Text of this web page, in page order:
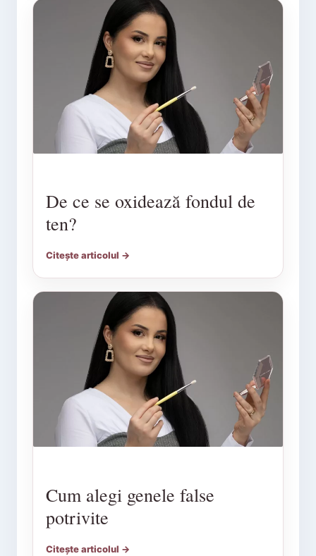
De ce se oxidează fondul de
ten?
Citește articolul →
Cum alegi genele false
potrivite
Citește articolul →